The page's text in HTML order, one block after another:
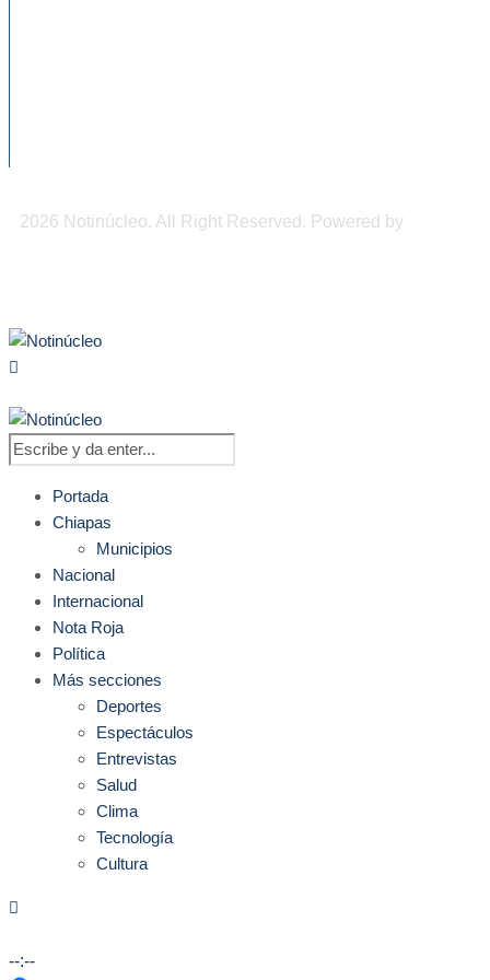
2026 Notinúcleo. All Right Reserved. Powered by
Portada
Chiapas
Municipios
Nacional
Internacional
Nota Roja
Política
Más secciones
Deportes
Espectáculos
Entrevistas
Salud
Clima
Tecnología
Cultura
--:--